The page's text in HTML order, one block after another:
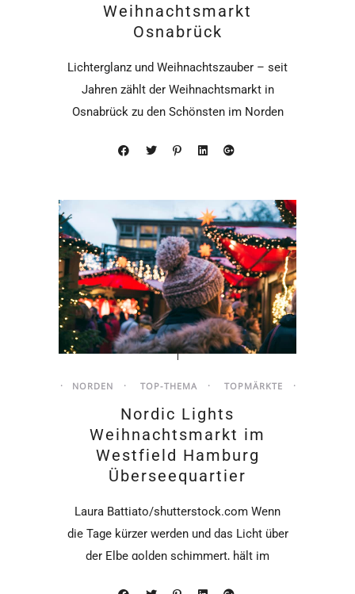
Weihnachtsmarkt
Osnabrück
Lichterglanz und Weihnachtszauber – seit
Jahren zählt der Weihnachtsmarkt in
Osnabrück zu den Schönsten im Norden
NORDEN TOP-THEMA TOPMÄRKTE
Nordic Lights
Weihnachtsmarkt im
Westfield Hamburg
Überseequartier
Laura Battiato/shutterstock.com Wenn
die Tage kürzer werden und das Licht über
der Elbe golden schimmert, hält im